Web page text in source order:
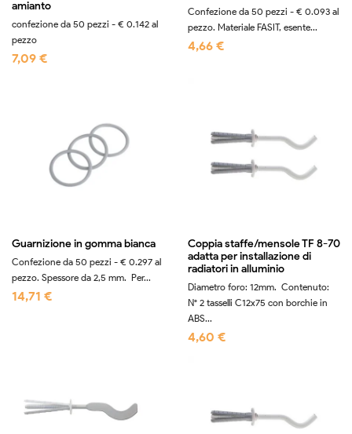
amianto
confezione da 50 pezzi - € 0.142 al
pezzo
7,09 €
Confezione da 50 pezzi - € 0.093 al
pezzo. Materiale FASIT, esente...
4,66 €
Guarnizione in gomma bianca
Confezione da 50 pezzi - € 0.297 al
pezzo. Spessore da 2,5 mm. Per...
14,71 €
Coppia staffe/mensole TF 8-70
adatta per installazione di
radiatori in alluminio
Diametro foro: 12mm. Contenuto:
N° 2 tasselli C12x75 con borchie in
ABS...
4,60 €